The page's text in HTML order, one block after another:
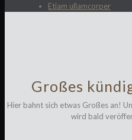
Etiam ullamcorper
Großes
Hier bahnt sich etwas Großes an!
wird bald